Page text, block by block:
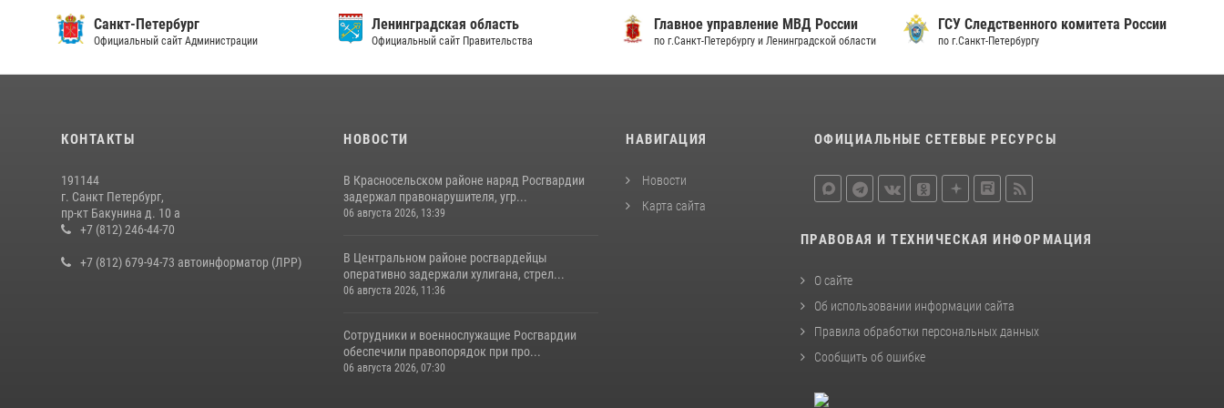
15 июля 2026, 10:50
Представитель Росгвардии принял участие в
клуба «Умные каникулы»
Санкт-Петербург
Официальный сайт Администрации
Ленинградская область
Официальный сайт Правительства
Главное управление МВД России
по г.Санкт-Петербургу и Ленинградской области
ГСУ Следственного комитета России
по г.Санкт-Петербургу
КОНТАКТЫ
191144
г. Санкт Петербург,
пр-кт Бакунина д. 10 а
+7 (812) 246-44-70
+7 (812) 679-94-73 автоинформатор (ЛРР)
НОВОСТИ
В Красносельском районе наряд Росгвардии
задержал правонарушителя, угр...
06 августа 2026, 13:39
В Центральном районе росгвардейцы
оперативно задержали хулигана, стрел...
06 августа 2026, 11:36
Сотрудники и военнослужащие Росгвардии
обеспечили правопорядок при про...
06 августа 2026, 07:30
НАВИГАЦИЯ
Новости
Карта сайта
ОФИЦИАЛЬНЫЕ СЕТЕВЫЕ РЕСУРСЫ
ПРАВОВАЯ И ТЕХНИЧЕСКАЯ ИНФОРМАЦИЯ
О сайте
Об использовании информации сайта
Правила обработки персональных данных
Сообщить об ошибке